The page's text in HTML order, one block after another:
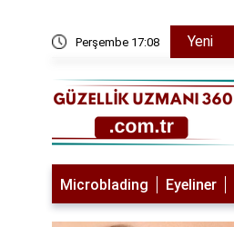
Perşembe 17:08 Yeni
Microblading Eyeliner